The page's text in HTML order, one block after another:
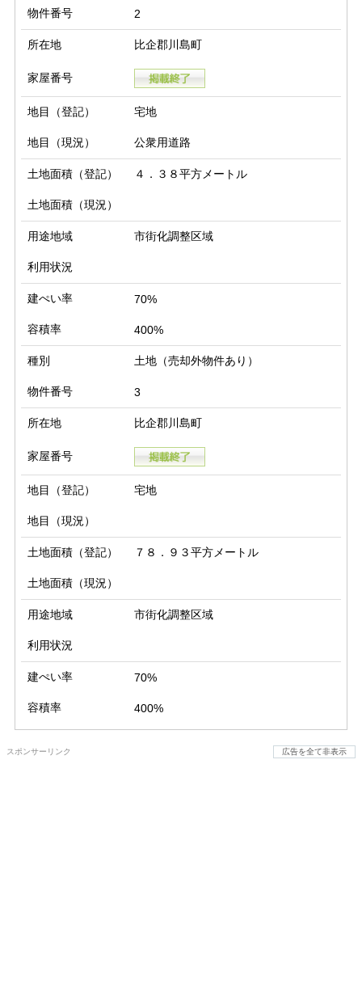
物件番号 2
所在地 比企郡川島町
家屋番号
地目（登記） 宅地
地目（現況） 公衆用道路
土地面積（登記） ４．３８平方メートル
土地面積（現況）
用途地域 市街化調整区域
利用状況
建ぺい率 70%
容積率 400%
種別 土地（売却外物件あり）
物件番号 3
所在地 比企郡川島町
家屋番号
地目（登記） 宅地
地目（現況）
土地面積（登記） ７８．９３平方メートル
土地面積（現況）
用途地域 市街化調整区域
利用状況
建ぺい率 70%
容積率 400%
スポンサーリンク 広告を全て非表示